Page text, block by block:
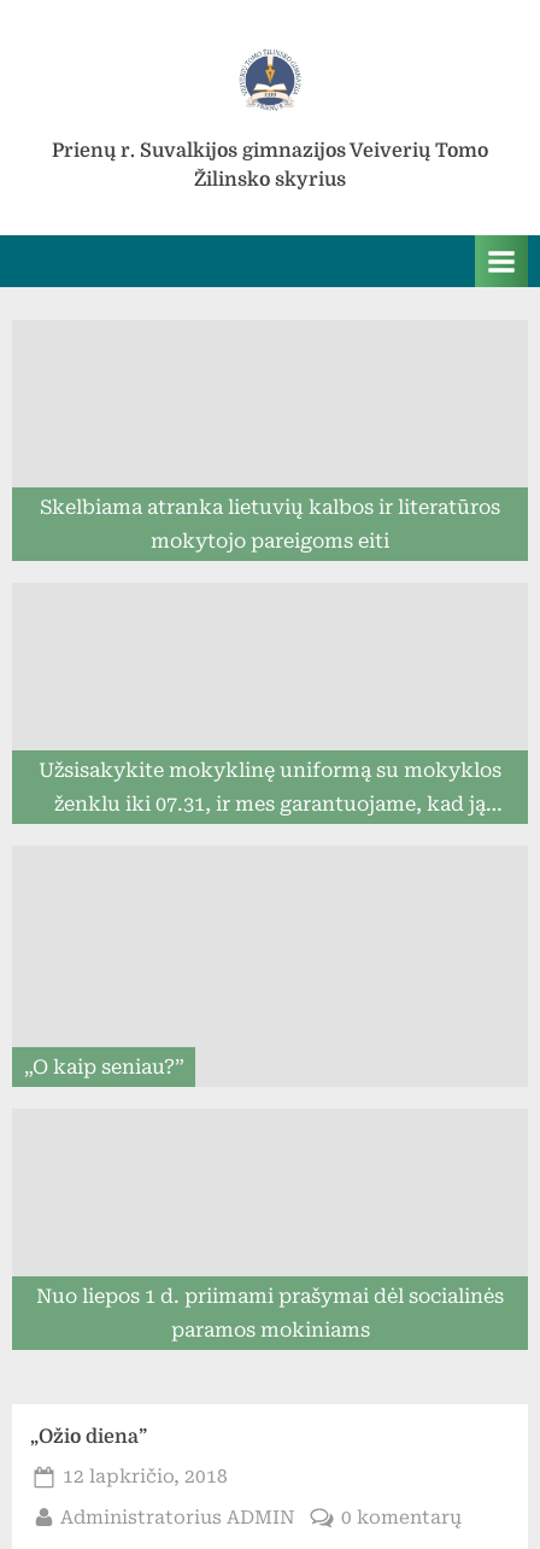
Prienų r. Suvalkijos gimnazijos Veiverių Tomo
Žilinsko skyrius
Skelbiama atranka lietuvių kalbos ir literatūros
mokytojo pareigoms eiti
Užsisakykite mokyklinę uniformą su mokyklos
ženklu iki 07.31, ir mes garantuojame, kad ją
„O kaip seniau?”
Nuo liepos 1 d. priimami prašymai dėl socialinės
paramos mokiniams
„Ožio diena”
Posted
on
12 lapkričio, 2018
By
Administratorius ADMIN 0 komentarų